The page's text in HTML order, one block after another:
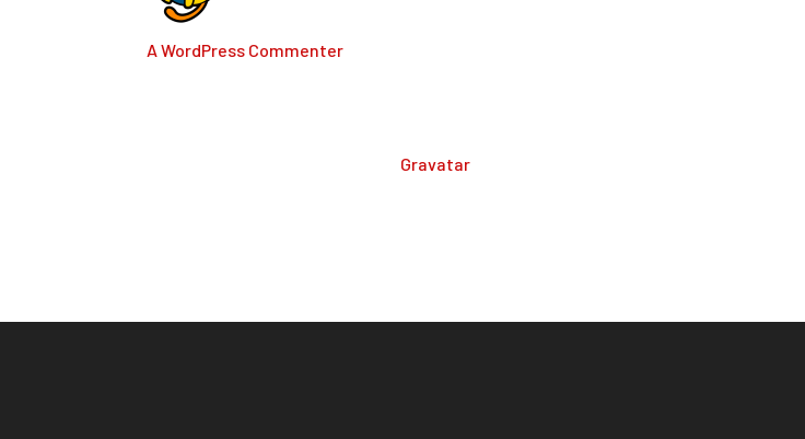
A WordPress Commenter
Gravatar.